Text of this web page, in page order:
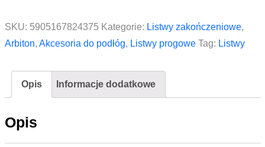
okleinowany
Arbiton
kolor
Loft
SKU: 5905167824375 Kategorie: Listwy zakończeniowe,
Arbiton, Akcesoria do podłóg, Listwy progowe Tag: Listwy
Opis Informacje dodatkowe
Opis